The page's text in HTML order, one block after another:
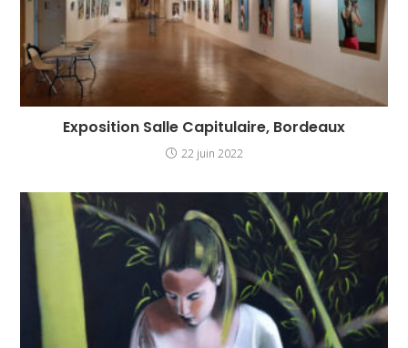
Exposition Salle Capitulaire, Bordeaux
22 juin 2022